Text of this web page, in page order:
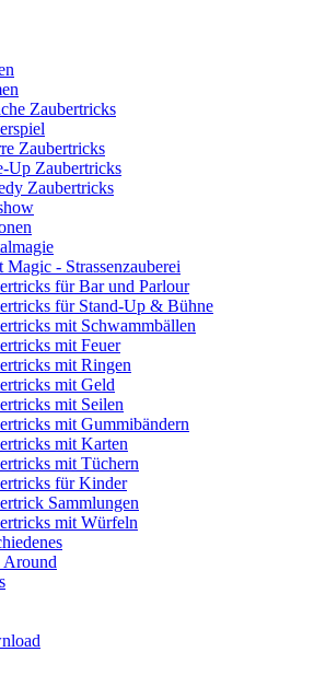
Zaubertricks
Zaubertricks
Up Zaubertricks
Zaubertricks
Magic - Strassenzauberei
für Bar und Parlour
für Stand-Up & Bühne
mit Schwammbällen
mit Feuer
mit Ringen
mit Geld
mit Seilen
mit Gummibändern
mit Karten
mit Tüchern
für Kinder
Sammlungen
mit Würfeln
Around